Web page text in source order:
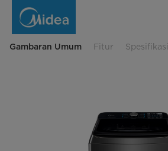
Loading
Gambaran Umum Fitur Spesifikasi